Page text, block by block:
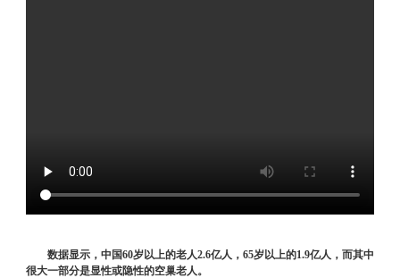
数据显示，中国60岁以上的老人2.6亿人， 65岁以上的1.9亿人，而其中
很大一部分是显性或隐性的空巢老人。